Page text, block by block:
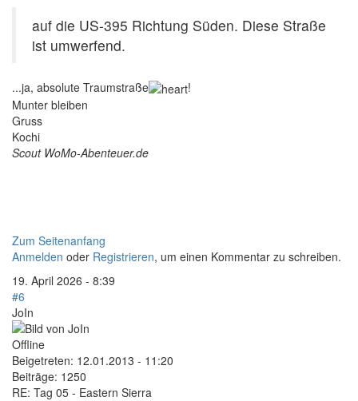
auf die US-395 Richtung Süden. Diese Straße
ist umwerfend.
...ja, absolute Traumstraße
!
Munter bleiben
Gruss
Kochi
Scout WoMo-Abenteuer.de
Zum Seitenanfang
Anmelden oder Registrieren, um einen Kommentar zu schreiben.
19. April 2026 - 8:39
#6
JoIn
Offline
Beigetreten: 12.01.2013 - 11:20
Beiträge: 1250
RE: Tag 05 - Eastern Sierra